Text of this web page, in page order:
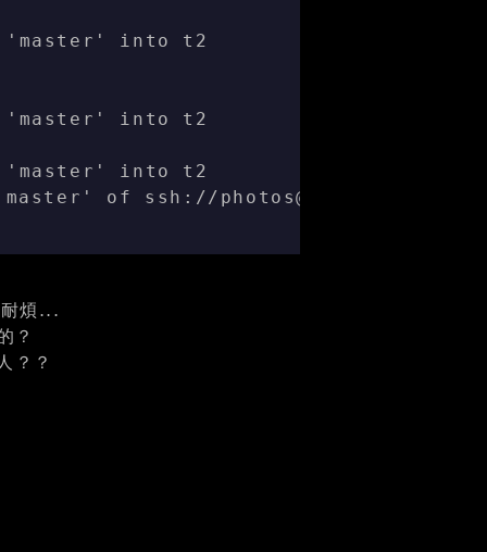
'master' into t2
'master' into t2
'master' into t2
of ssh://photos@192.168.0.96/
煩...
？
？？